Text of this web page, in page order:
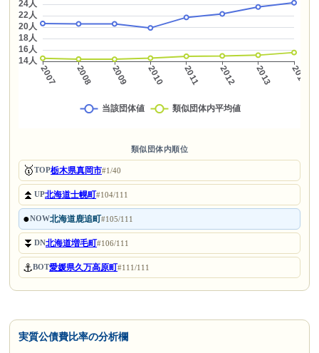
類似団体内順位
🥇TOP栃木県真岡市#1/40
⏫UP北海道士幌町#104/111
●NOW北海道鹿追町#105/111
⏬DN北海道増毛町#106/111
⚓BOT愛媛県久万高原町#111/111
実質公債費比率の分析欄